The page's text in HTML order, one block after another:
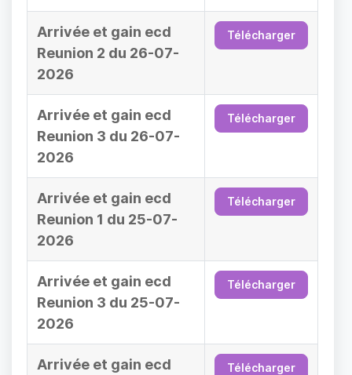
Arrivée et gain ecd
Reunion 2 du 26-07-
2026
Télécharger
Arrivée et gain ecd
Reunion 3 du 26-07-
2026
Télécharger
Arrivée et gain ecd
Reunion 1 du 25-07-
2026
Télécharger
Arrivée et gain ecd
Reunion 3 du 25-07-
2026
Télécharger
Arrivée et gain ecd
Télécharger